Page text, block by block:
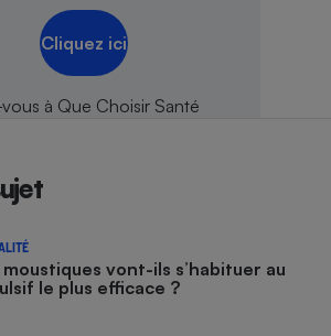
Cliquez ici
moustiques vont-ils s’habituer au
le plus efficace ?